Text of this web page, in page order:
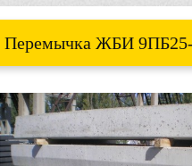
Перемычка ЖБИ